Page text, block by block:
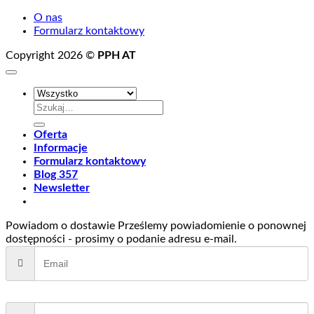
O nas
Formularz kontaktowy
Copyright 2026 © PPH AT
Szukaj:
Oferta
Informacje
Formularz kontaktowy
Blog 357
Newsletter
Powiadom o dostawie Prześlemy powiadomienie o ponownej
dostępności - prosimy o podanie adresu e-mail.